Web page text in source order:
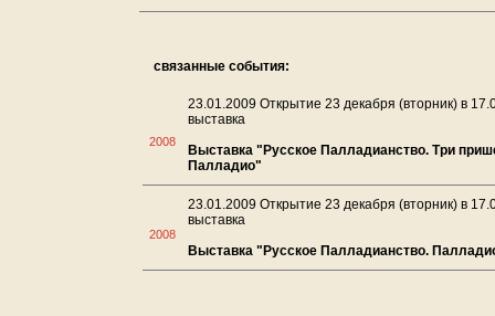
связанные события:
2008
23.01.2009 Открытие 23 декабря (вторник) в
выставка
Выставка "Русское Палладианство. Три
Палладио"
2008
23.01.2009 Открытие 23 декабря (вторник) в
выставка
Выставка "Русское Палладианство.